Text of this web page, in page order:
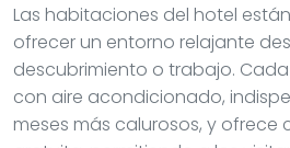
Las habitaciones del hotel
ofrecer un entorno relajante
descubrimiento o trabajo.
con aire acondicionado,
meses más calurosos, y ofrece